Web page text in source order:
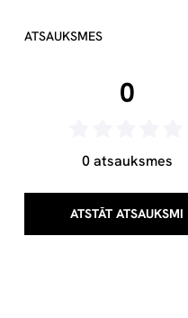
ATSAUKSMES
0
0 atsauksmes
ATSTĀT ATSAUKSMI